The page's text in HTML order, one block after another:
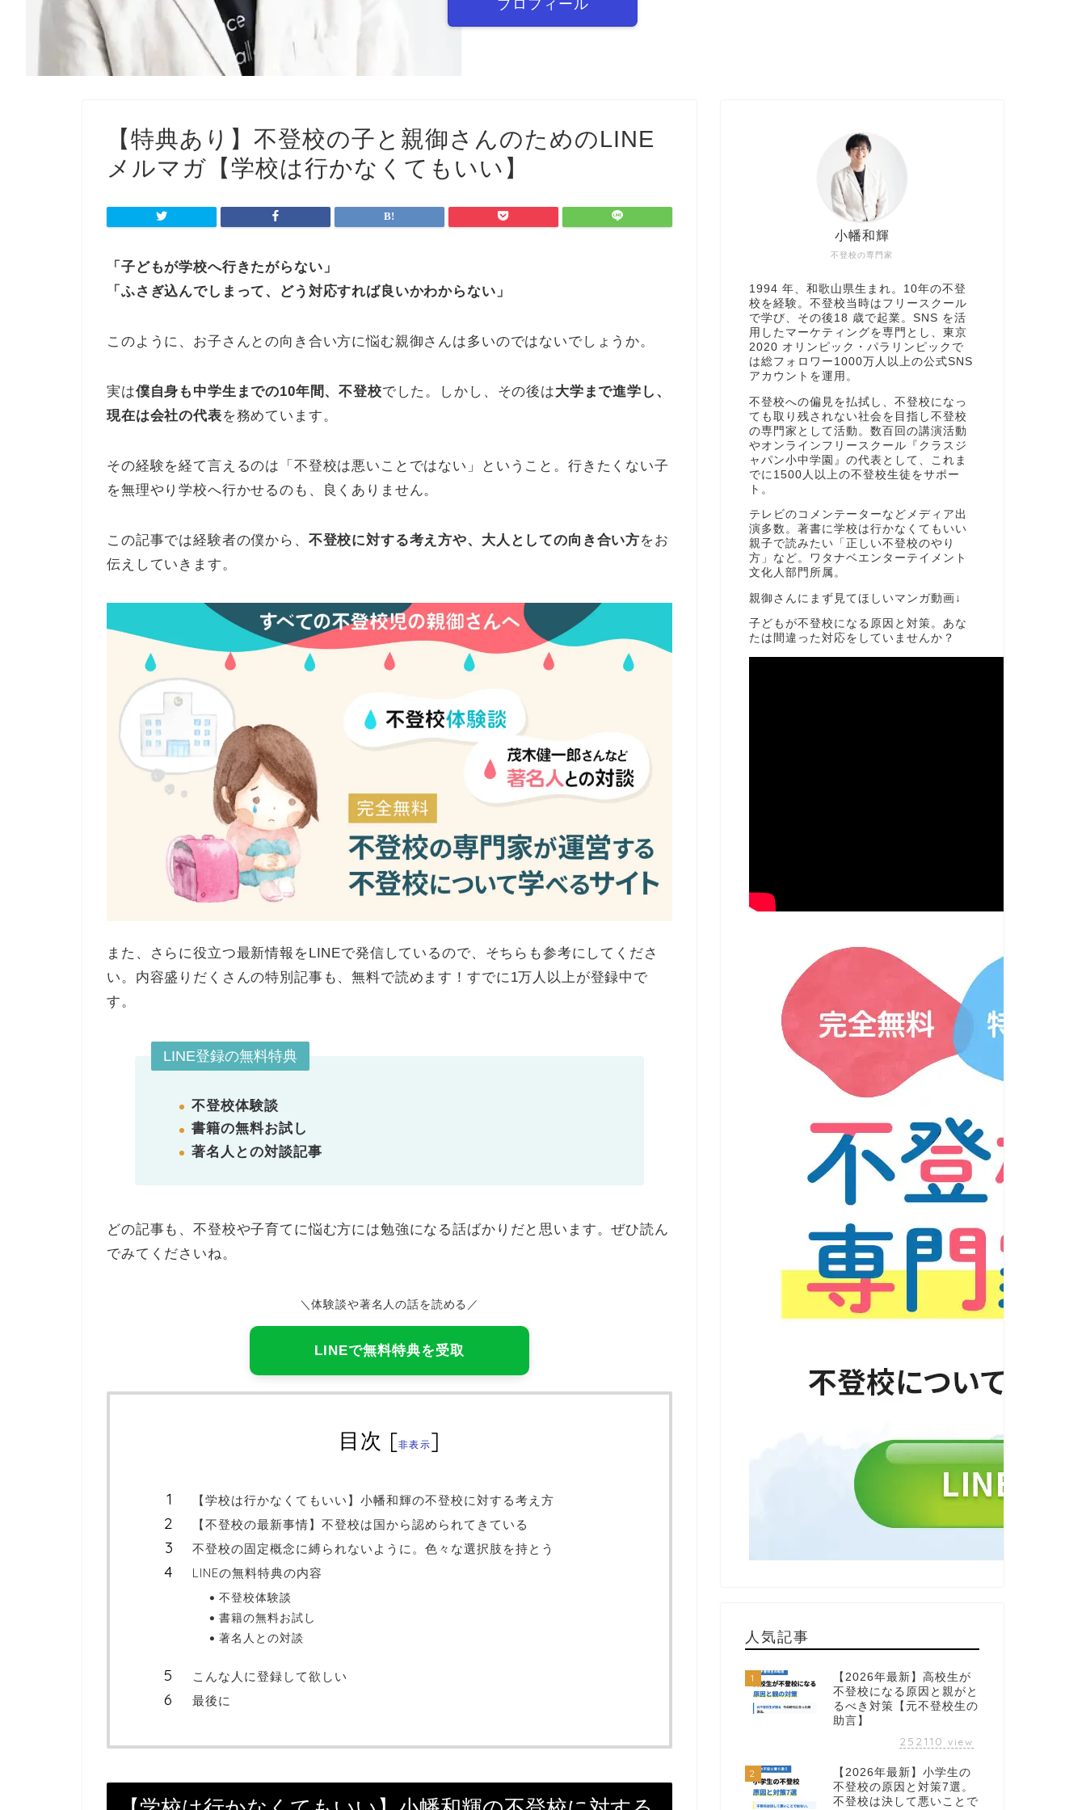
プロフィール
【特典あり】不登校の子と親御さんのためのLINE
メルマガ【学校は行かなくてもいい】
「子どもが学校へ行きたがらない」
「ふさぎ込んでしまって、どう対応すれば良いかわからない」
このように、お子さんとの向き合い方に悩む親御さんは多いのではないでしょうか。
実は僕自身も中学生までの10年間、不登校でした。しかし、その後は大学まで進学し、
現在は会社の代表を務めています。
その経験を経て言えるのは「不登校は悪いことではない」ということ。行きたくない子
を無理やり学校へ行かせるのも、良くありません。
この記事では経験者の僕から、 不登校に対する考え方や、大人としての向き合い方をお
伝えしていきます。
また、さらに役立つ最新情報をLINEで発信しているので、そちらも参考にしてくださ
い。内容盛りだくさんの特別記事も、無料で読めます！すでに1万人以上が登録中で
す。
LINE登録の無料特典
不登校体験談
書籍の無料お試し
著名人との対談記事
どの記事も、不登校や子育てに悩む方には勉強になる話ばかりだと思います。ぜひ読ん
でみてくださいね。
＼体験談や著名人の話を読める／
LINEで無料特典を受取
目次 [非表示]
【学校は行かなくてもいい】小幡和輝の不登校に対する考え方
【不登校の最新事情】不登校は国から認められてきている
不登校の固定概念に縛られないように。色々な選択肢を持とう
LINEの無料特典の内容
不登校体験談
書籍の無料お試し
著名人との対談
こんな人に登録して欲しい
最後に
不登校の専門家
小幡和輝
1994 年、和歌山県生まれ。10年の不登
校を経験。不登校当時はフリースクール
で学び、その後18 歳で起業。SNS を活
用したマーケティングを専門とし、東京
2020 オリンピック・パラリンピックで
は総フォロワー1000万人以上の公式SNS
アカウントを運用。
不登校への偏見を払拭し、不登校になっ
ても取り残されない社会を目指し不登校
の専門家として活動。数百回の講演活動
やオンラインフリースクール『クラスジ
ャパン小中学園』の代表として、これま
でに1500人以上の不登校生徒をサポー
ト。
テレビのコメンテーターなどメディア出
演多数。著書に学校は行かなくてもいい
親子で読みたい「正しい不登校のやり
方」など。ワタナベエンターテイメント
文化人部門所属。
親御さんにまず見てほしいマンガ動画↓
子どもが不登校になる原因と対策。あな
たは間違った対応をしていませんか？
人気記事
1
【2026年最新】高校生が
不登校になる原因と親がと
るべき対策【元不登校生の
助言】
252110 view
2
【2026年最新】小学生の
不登校の原因と対策7選。
不登校は決して悪いことで